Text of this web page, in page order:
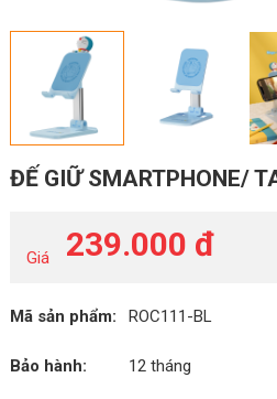
ĐẾ GIỮ SMARTPHONE/
Giá 239.000 đ
Mã sản phẩm: ROC111-BL
Bảo hành: 12 tháng